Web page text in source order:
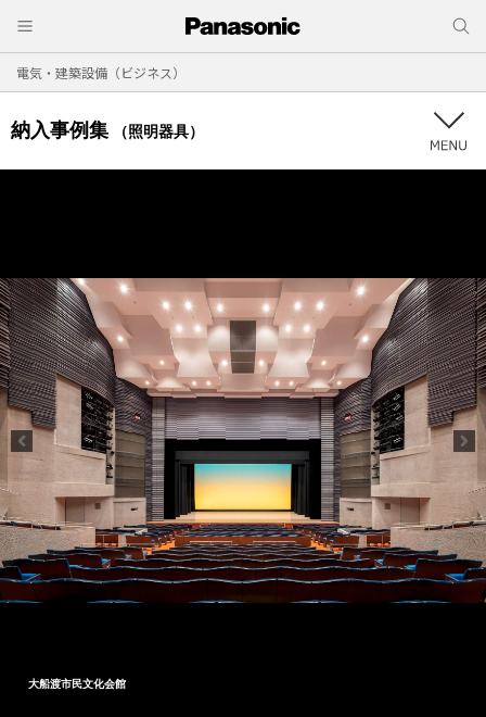
電気・建築設備（ビジネス）
納入事例集 （照明器具）
大船渡市民文化会館